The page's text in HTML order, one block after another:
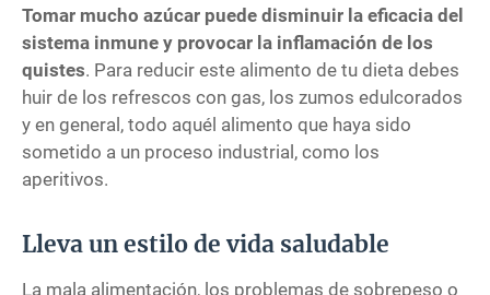
Tomar mucho azúcar puede disminuir la eficacia del
sistema inmune y provocar la inflamación de los
quistes. Para reducir este alimento de tu dieta debes
huir de los refrescos con gas, los zumos edulcorados
y en general, todo aquél alimento que haya sido
sometido a un proceso industrial, como los
aperitivos.
Lleva un estilo de vida saludable
La mala alimentación, los problemas de sobrepeso o